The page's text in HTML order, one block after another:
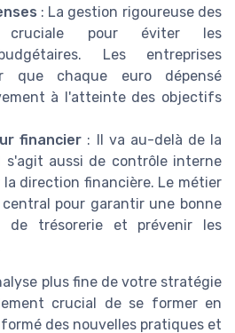
: La gestion rigoureuse des
cruciale pour éviter les
Les entreprises
que chaque euro dépensé
à l'atteinte des objectifs
financier : Il va au-delà de la
s'agit aussi de contrôle interne
direction financière. Le métier
pour garantir une bonne
de trésorerie et prévenir les
plus fine de votre stratégie
crucial de se former en
des nouvelles pratiques et